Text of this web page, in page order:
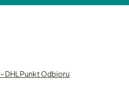
- DHL Punkt Odbioru